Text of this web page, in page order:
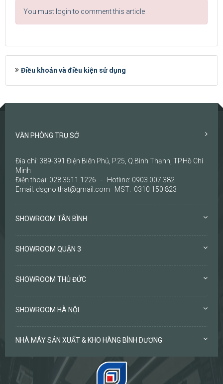
You must login to comment this article
Điều khoản và điều kiện sử dụng
VĂN PHÒNG TRỤ SỞ
Địa chỉ: 389-391 Điện Biên Phủ, P.25, Q.Bình Thạnh, TP.Hồ Chí
Minh
Điện thoại: 028.3511.1226 - Hotline: 0903.007.382
Email: dsgnoithat@gmail.com MST: 0310 150 823
SHOWROOM TÂN BÌNH
SHOWROOM QUẬN 3
SHOWROOM THỦ ĐỨC
SHOWROOM HÀ NỘI
NHÀ MÁY SẢN XUẤT & KHO HÀNG BÌNH DƯƠNG